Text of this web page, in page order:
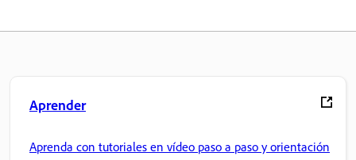
Aprender
Aprenda con tutoriales en vídeo paso a paso y orientación